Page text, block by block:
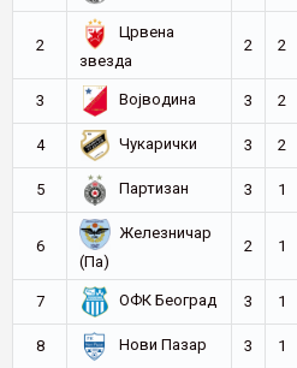
2
Црвена
звезда
2 2
3 Војводина 3 2
4 Чукарички 3 2
5 Партизан 3 1
6
Железничар
(Па)
2 1
7 ОФК Београд 3 1
8 Нови Пазар 3 1